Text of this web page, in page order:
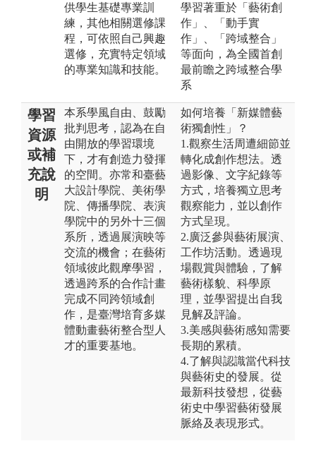
供學生基礎專業訓
練，其他相關選修課
程，可依照自己興趣
選修，充實特定領域
的專業知識和技能。
學習著重於「藝術創
作」、「動手實
作」、「跨域整合」
等面向，為全國首創
最前瞻之跨域整合學
系
學習
資源
或補
充說
明
本系學風自由、鼓勵
批判思考，認為在自
由開放的學習環境
下，才有創造力發揮
的空間。亦常和臺藝
大設計學院、美術學
院、傳播學院、表演
學院中的另外十三個
系所，透過展演映等
交流的機會；在藝術
領域彼此觀摩學習，
透過跨系的合作計畫
完成不同跨領域創
作，是臺灣培育多媒
體動畫藝術整合型人
才的重要基地。
如何培養「新媒體藝
術獨創性」？
1.觀察生活周遭細節並
轉化成創作想法。透
過影像、文字紀錄等
方式，培養獨立思考
觀察能力，並以創作
方式呈現。
2.廣泛參與藝術展演、
工作坊活動。透過現
場觀賞與體驗，了解
藝術樣貌、科學原
理，並學習提出自我
見解及評論。
3.美感與藝術感知需要
長期的累積。
4.了解與認識當代科技
與藝術史的發展。從
最新科技發想，從藝
術史中學習藝術發展
脈絡及表現形式。